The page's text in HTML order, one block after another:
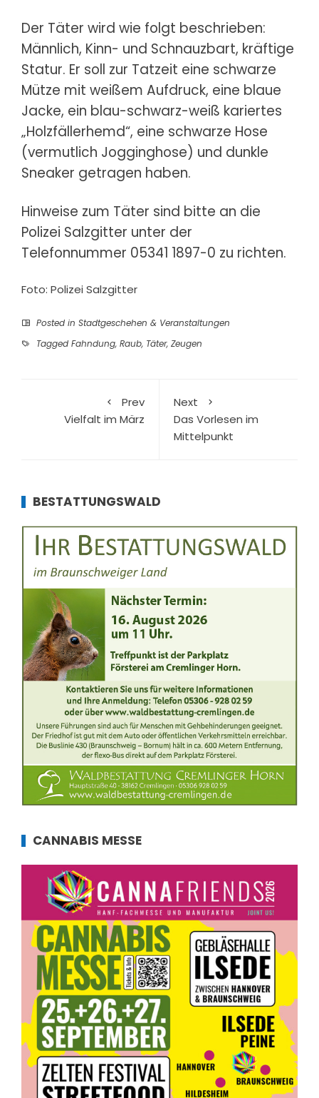
Der Täter wird wie folgt beschrieben:
Männlich, Kinn- und Schnauzbart, kräftige
Statur. Er soll zur Tatzeit eine schwarze
Mütze mit weißem Aufdruck, eine blaue
Jacke, ein blau-schwarz-weiß kariertes
„Holzfällerhemd“, eine schwarze Hose
(vermutlich Jogginghose) und dunkle
Sneaker getragen haben.
Hinweise zum Täter sind bitte an die
Polizei Salzgitter unter der
Telefonnummer 05341 1897-0 zu richten.
Foto: Polizei Salzgitter
Posted in Stadtgeschehen & Veranstaltungen
Tagged Fahndung, Raub, Täter, Zeugen
Prev
Vielfalt im März
Next
Das Vorlesen im
Mittelpunkt
BESTATTUNGSWALD
CANNABIS MESSE